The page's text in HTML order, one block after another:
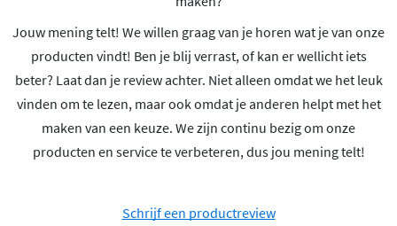
Jouw mening telt! We willen graag van je horen wat je van onze
producten vindt! Ben je blij verrast, of kan er wellicht iets
beter? Laat dan je review achter. Niet alleen omdat we het leuk
vinden om te lezen, maar ook omdat je anderen helpt met het
maken van een keuze. We zijn continu bezig om onze
producten en service te verbeteren, dus jou mening telt!
Schrijf een productreview